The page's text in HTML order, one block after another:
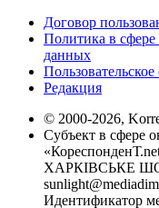
Договор
Политика в
данных
Редакция
© 2000-2026,
Субъект в сфере
ХАРКІВСЬКЕ
Идентификатор